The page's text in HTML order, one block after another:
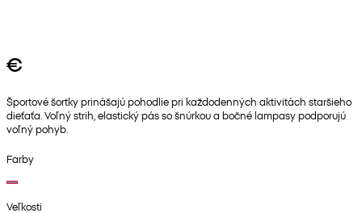
€
Športové šortky prinášajú pohodlie pri každodenných aktivitách staršieho
dieťaťa. Voľný strih, elastický pás so šnúrkou a bočné lampasy podporujú
voľný pohyb.
Farby
Veľkosti